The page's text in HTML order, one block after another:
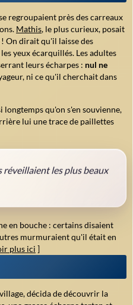
regroupaient près des carreaux
Mathis, le plus curieux, posait
! On dirait qu'il laisse des
yeux écarquillés. Les adultes
leurs écharpes : nul ne
ni ce qu'il cherchait dans
longtemps qu'on s'en souvienne,
lui une trace de paillettes
réveillaient les plus beaux
en bouche : certains disaient
murmuraient qu'il était en
plus ici ]
décida de découvrir la